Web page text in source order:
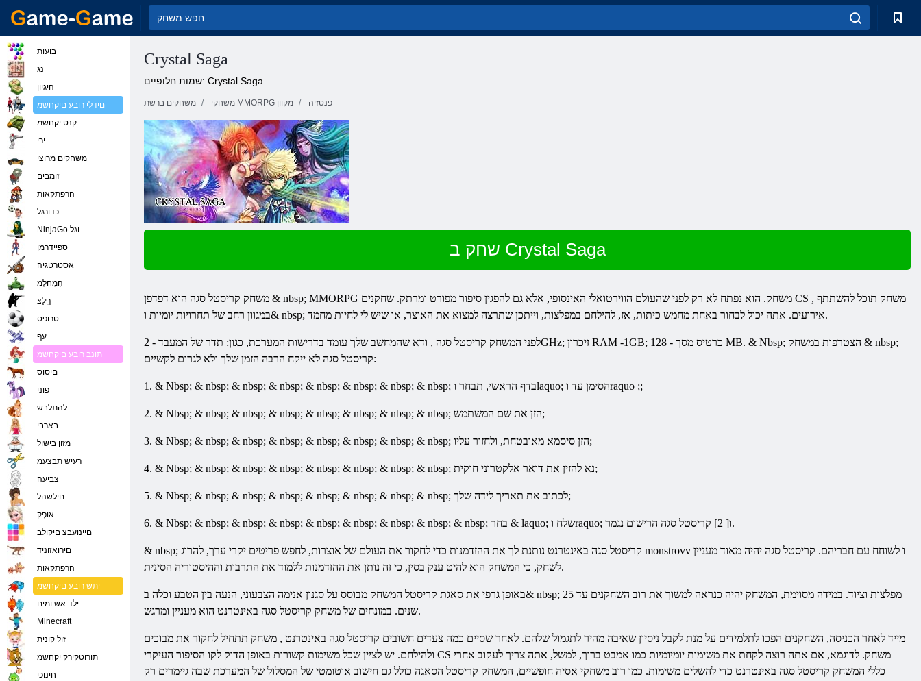
Crystal Saga
שמות חלופיים: Crystal Saga
משחקים ברשת משחקי MMORPG מקוון פנטזיה
שחק ב Crystal Saga
משחק קריסטל סגה הוא דפדפן & nbsp; MMORPG CS , משחק תוכל להשתתף
במגוון רחב של תחרויות יומיות ו& nbsp; אירועים. אתה יכול לבחור באחת מחמש כיתות, אז, להילחם במפלצות, וייתכן שתרצה למצוא את האוצר, או שיש לי לחיות מחמד.
לפני המשחק קריסטל סגה
, ודא שהמחשב שלך עומד בדרישות המערכת, כגון: תדר של המעבד - 2GHz; זיכרון RAM -1GB; כרטיס מסך - 128 MB. & Nbsp; הצטרפות במשחק & nbsp;
קריסטל סגה לא ייקח הרבה הזמן שלך ולא לגרום לקשיים:
1. & Nbsp; & nbsp; & nbsp; & nbsp; & nbsp; & nbsp; & nbsp; & nbsp; בדף הראשי, תבחר וlaquo; הסימן עד וraquo ;;
2. & Nbsp; & nbsp; & nbsp; & nbsp; & nbsp; & nbsp; & nbsp; & nbsp; הזן את שם המשתמש;
3. & Nbsp; & nbsp; & nbsp; & nbsp; & nbsp; & nbsp; & nbsp; & nbsp; הזן סיסמא מאובטחת, ולחזור עליו;
4. & Nbsp; & nbsp; & nbsp; & nbsp; & nbsp; & nbsp; & nbsp; & nbsp; נא להזין את דואר אלקטרוני חוקית;
5. & Nbsp; & nbsp; & nbsp; & nbsp; & nbsp; & nbsp; & nbsp; & nbsp; לכתוב את תאריך לידה שלך;
6. & Nbsp; & nbsp; & nbsp; & nbsp; & nbsp; & nbsp; & nbsp; & nbsp; & nbsp; בחר & laquo; שלח וraquo; ו[ 2] קריסטל סגה הרישום נגמר.
& nbsp; קריסטל סגה באינטרנט נותנת לך את ההזדמנות כדי לחקור את העולם של אוצרות, לחפש פריטים יקרי ערך, להרוג monstrovv ו לשוחח עם חבריהם. קריסטל סגה יהיה מאוד מעניין
לשחק, כי המשחק הוא להיט ענק בסין, כי זה נותן את ההזדמנות ללמוד את התרבות וההיסטוריה הסינית.
באופן גרפי את סאגת קריסטל המשחק מבוסס על סגנון אנימה הצבעוני, הנעה בין הטבע וכלה ב& nbsp; מפלצות וציוד. במידה מסוימת, המשחק יהיה כנראה למשוך את רוב השחקנים עד 25
שנים. במונחים של משחק קריסטל סגה באינטרנט הוא מעניין ומרגש.
מייד לאחר הכניסה, השחקנים הפכו לתלמידים על מנת לקבל ניסיון שאיבה מהיר לתגמול שלהם. לאחר שסיים כמה צעדים חשובים קריסטל סגה באינטרנט , משחק תתחיל לחקור את מבוכים
CS משחק. לדוגמא, אם אתה רוצה לקחת את משימות יומיומיות כמו אמבט ברוך, למשל, אתה צריך לעקוב אחרי
כללי המשחק קריסטל סגה באינטרנט כדי להשלים משימות. כמו רוב משחקי אסיה חופשיים, המשחק קריסטל הסאגה כולל גם חישוב אוטומטי של המסלול של המערכת שבה גיימרים רק
בועות
נג
היגיון
םידלי רובע םיקחשמ
קנט יקחשמ
ירי
משחקים מרוצי
זומבים
הרפתקאות
כדורגל
NinjaGo וגל
ספיידרמן
אסטרטגיה
הָמָחלִמ
ףָלַצ
טרופס
עף
תונב רובע םיקחשמ
םיסוס
פוני
להתלבש
בארבי
מזון בישול
רעיש תבצעמ
צביעה
םילשהל
אּופָק
םיינועבצ םיקולב
םירואזוניד
הרפתקאות
יתש רובע םיקחשמ
ילד אש ומים
Minecraft
זול קונית
תורוטקירק יקחשמ
חינוכי